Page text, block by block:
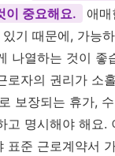
이 중요해요.
애
기 때문에, 가능
나열하는 것이 좋
로자의 권리가 소
보장되는 휴가,
고 명시해야 해요.
표준 근로계약서